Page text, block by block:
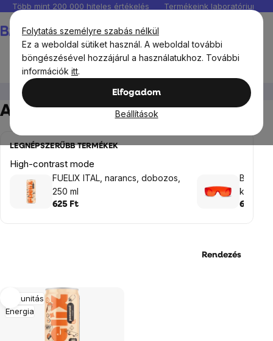
Folytatás személyre szabás nélkül
Ez a weboldal sütiket használ. A weboldal további
böngészésével hozzájárul a használatukhoz. További
információk itt.
Elfogadom
Beállítások
Ugrás
fő
tartalomhoz
Több mint 200 000 hiteles értékelés Termékeink
Ajándékok hűség Brani kicsi
Ajándékok hűség Brani kicsi
LEGNÉPSZERŰBB TERMÉKEK
High-contrast mode
FUELIX ITAL, narancs, dobozos,
250 ml
625 Ft
kék és
6 435 Ft
Rendezés
Termékek
listája
Immunitás
Energia